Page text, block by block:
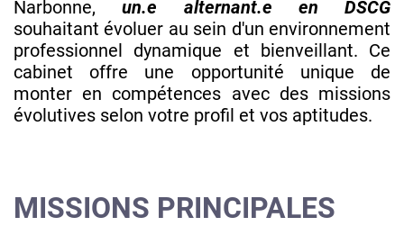
Narbonne,un.e alternant.e en DSCG
souhaitant évoluer au sein d'un environnement
professionnel dynamique et bienveillant. Ce
cabinet offre une opportunité unique de
monter en compétences avec des missions
évolutives selon votre profil et vos aptitudes.
MISSIONS PRINCIPALES